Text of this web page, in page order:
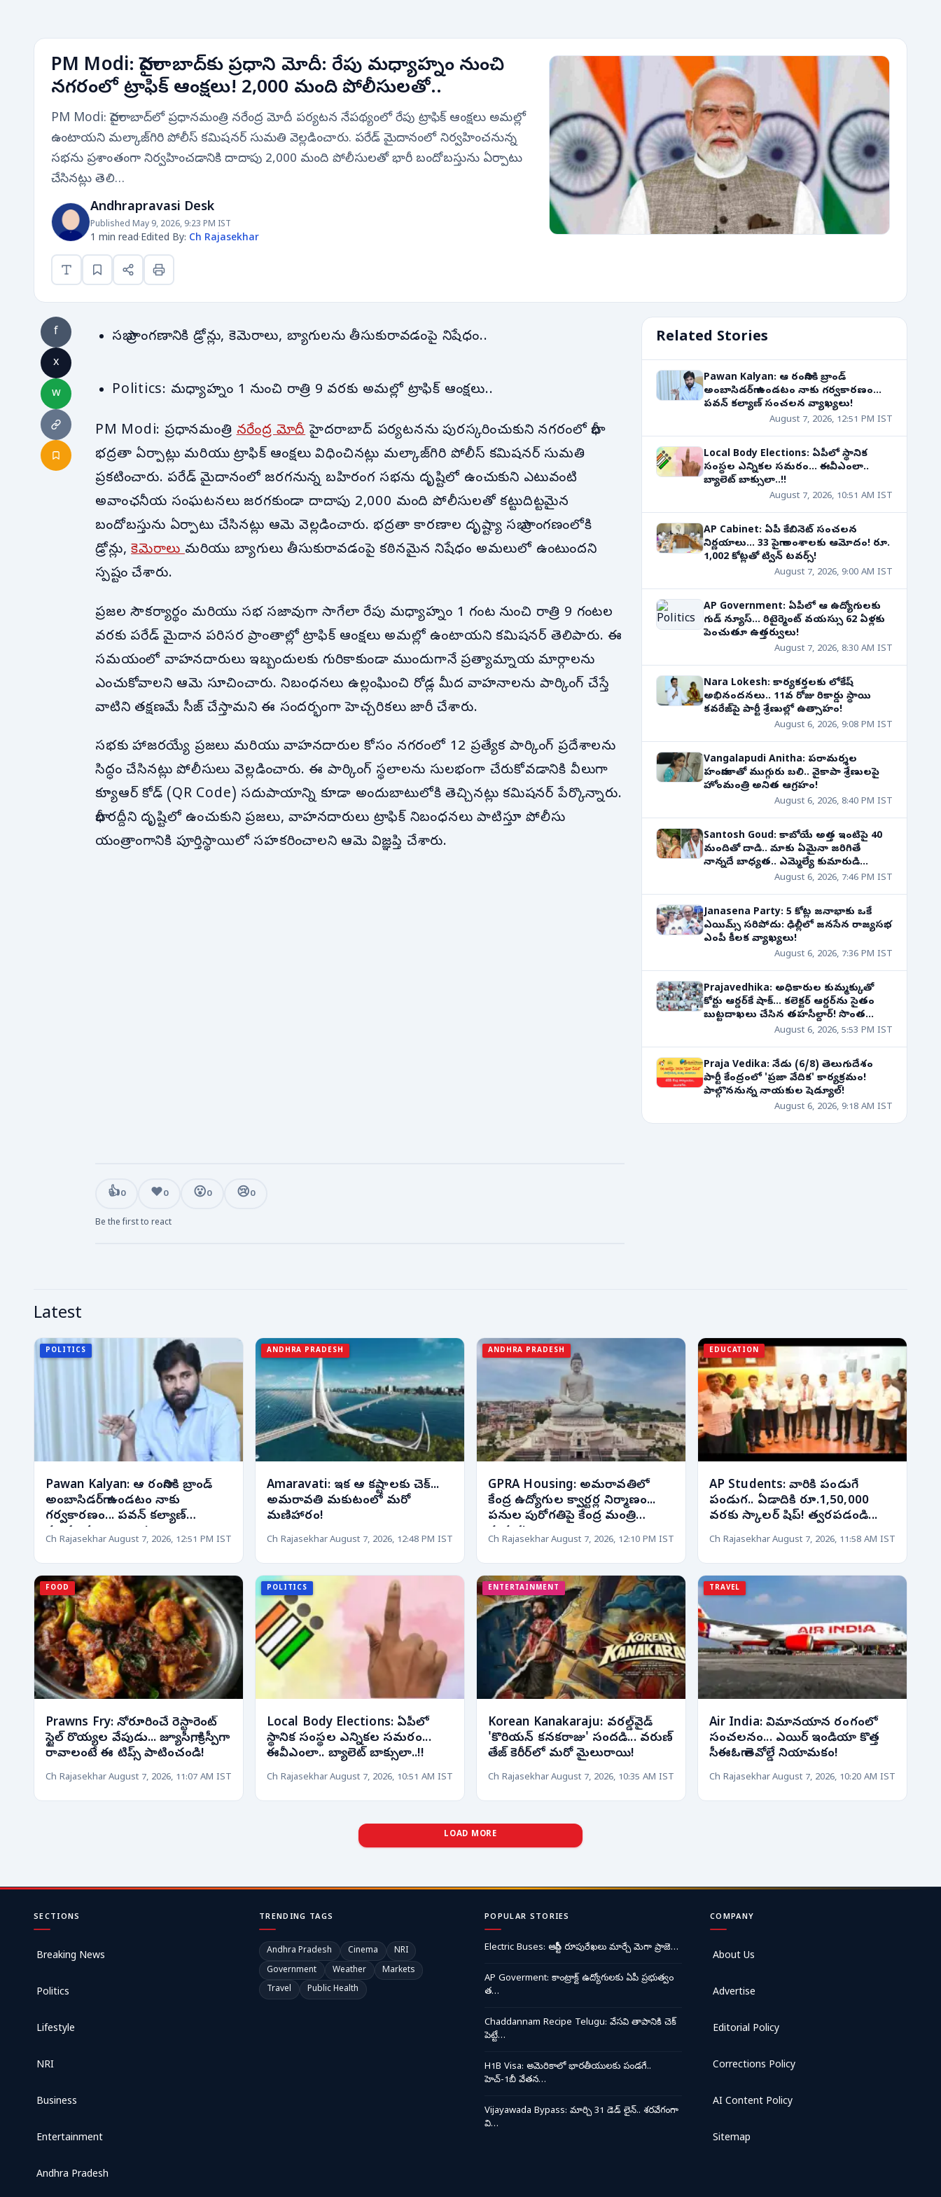
PM Modi: హైదరాబాద్‌కు ప్రధాని మోదీ: రేపు మధ్యాహ్నం నుంచి
నగరంలో ట్రాఫిక్ ఆంక్షలు! 2,000 మంది పోలీసులతో..
PM Modi: హైదరాబాద్‌లో ప్రధానమంత్రి నరేంద్ర మోదీ పర్యటన నేపథ్యంలో రేపు ట్రాఫిక్ ఆంక్షలు అమల్లో
ఉంటాయని మల్కాజ్‌గిరి పోలీస్ కమిషనర్ సుమతి వెల్లడించారు. పరేడ్ మైదానంలో నిర్వహించనున్న
సభను ప్రశాంతంగా నిర్వహించడానికి దాదాపు 2,000 మంది పోలీసులతో భారీ బందోబస్తును ఏర్పాటు
చేసినట్లు తెలి…
Andhrapravasi Desk
Published May 9, 2026, 9:23 PM IST
1 min read·Edited By: Ch Rajasekhar
f
x
w
సభా ప్రాంగణానికి డ్రోన్లు, కెమెరాలు, బ్యాగులను తీసుకురావడంపై నిషేధం..
Politics: మధ్యాహ్నం 1 నుంచి రాత్రి 9 వరకు అమల్లో ట్రాఫిక్ ఆంక్షలు..
PM Modi: ప్రధానమంత్రినరేంద్ర మోదీహైదరాబాద్ పర్యటనను పురస్కరించుకుని నగరంలో భారీ
భద్రతా ఏర్పాట్లు మరియు ట్రాఫిక్ ఆంక్షలు విధించినట్లు మల్కాజ్‌గిరి పోలీస్ కమిషనర్ సుమతి
ప్రకటించారు. పరేడ్ మైదానంలో జరగనున్న బహిరంగ సభను దృష్టిలో ఉంచుకుని ఎటువంటి
అవాంఛనీయ సంఘటనలు జరగకుండా దాదాపు 2,000 మంది పోలీసులతో కట్టుదిట్టమైన
బందోబస్తును ఏర్పాటు చేసినట్లు ఆమె వెల్లడించారు. భద్రతా కారణాల దృష్ట్యా సభా ప్రాంగణంలోకి
డ్రోన్లు,కెమెరాలుమరియు బ్యాగులు తీసుకురావడంపై కఠినమైన నిషేధం అమలులో ఉంటుందని
స్పష్టం చేశారు.
ప్రజల సౌకర్యార్థం మరియు సభ సజావుగా సాగేలా రేపు మధ్యాహ్నం 1 గంట నుంచి రాత్రి 9 గంటల
వరకు పరేడ్ మైదాన పరిసర ప్రాంతాల్లో ట్రాఫిక్ ఆంక్షలు అమల్లో ఉంటాయని కమిషనర్ తెలిపారు. ఈ
సమయంలో వాహనదారులు ఇబ్బందులకు గురికాకుండా ముందుగానే ప్రత్యామ్నాయ మార్గాలను
ఎంచుకోవాలని ఆమె సూచించారు. నిబంధనలు ఉల్లంఘించి రోడ్ల మీద వాహనాలను పార్కింగ్ చేస్తే
వాటిని తక్షణమే సీజ్ చేస్తామని ఈ సందర్భంగా హెచ్చరికలు జారీ చేశారు.
సభకు హాజరయ్యే ప్రజలు మరియు వాహనదారుల కోసం నగరంలో 12 ప్రత్యేక పార్కింగ్ ప్రదేశాలను
సిద్ధం చేసినట్లు పోలీసులు వెల్లడించారు. ఈ పార్కింగ్ స్థలాలను సులభంగా చేరుకోవడానికి వీలుగా
క్యూఆర్ కోడ్ (QR Code) సదుపాయాన్ని కూడా అందుబాటులోకి తెచ్చినట్లు కమిషనర్ పేర్కొన్నారు.
భారీ రద్దీని దృష్టిలో ఉంచుకుని ప్రజలు, వాహనదారులు ట్రాఫిక్ నిబంధనలు పాటిస్తూ పోలీసు
యంత్రాంగానికి పూర్తిస్థాయిలో సహకరించాలని ఆమె విజ్ఞప్తి చేశారు.
Related Stories
Pawan Kalyan: ఆ రంగానికి బ్రాండ్
అంబాసిడర్‌గా ఉండటం నాకు గర్వకారణం...
పవన్ కల్యాణ్ సంచలన వ్యాఖ్యలు!
August 7, 2026, 12:51 PM IST
Local Body Elections: ఏపీలో స్థానిక
సంస్థల ఎన్నికల సమరం... ఈవీఎంలా..
బ్యాలెట్ బాక్సులా..!!
August 7, 2026, 10:51 AM IST
AP Cabinet: ఏపీ కేబినెట్ సంచలన
నిర్ణయాలు... 33 పైగా అంశాలకు ఆమోదం! రూ.
1,002 కోట్లతో ట్విన్ టవర్స్!
August 7, 2026, 9:00 AM IST
AP Government: ఏపీలో ఆ ఉద్యోగులకు
గుడ్ న్యూస్... రిటైర్మెంట్ వయస్సు 62 ఏళ్లకు
పెంచుతూ ఉత్తర్వులు!
August 7, 2026, 8:30 AM IST
Nara Lokesh: కార్యకర్తలకు లోకేష్
అభినందనలు.. 11వ రోజు రికార్డు స్థాయి
కవరేజ్‌పై పార్టీ శ్రేణుల్లో ఉత్సాహం!
August 6, 2026, 9:08 PM IST
Vangalapudi Anitha: పరామర్శల
హంగామాతో ముగ్గురు బలి.. వైకాపా శ్రేణులపై
హోంమంత్రి అనిత ఆగ్రహం!
August 6, 2026, 8:40 PM IST
Santosh Goud: కాబోయే అత్త ఇంటిపై 40
మందితో దాడి.. మాకు ఏమైనా జరిగితే
నాన్నదే బాధ్యత.. ఎమ్మెల్యే కుమారుడి
సంచలన వ్యాఖ్యలుAugust 6, 2026, 7:46 PM IST
Janasena Party: 5 కోట్ల జనాభాకు ఒకే
ఎయిమ్స్ సరిపోదు: ఢిల్లీలో జనసేన రాజ్యసభ
ఎంపీ కీలక వ్యాఖ్యలు!
August 6, 2026, 7:36 PM IST
Prajavedhika: అధికారుల కుమ్మక్కుతో
కోర్టు ఆర్డర్‌కే షాక్... కలెక్టర్ ఆర్డర్‌ను సైతం
బుట్టదాఖలు చేసిన తహసీల్దార్! సొంత
తోడబుట్టినవాడే శత్రువుగా మారితే?
August 6, 2026, 5:53 PM IST
Praja Vedika: నేడు (6/8) తెలుగుదేశం
పార్టీ కేంద్రంలో 'ప్రజా వేదిక' కార్యక్రమం!
పాల్గొననున్న నాయకుల షెడ్యూల్!
August 6, 2026, 9:18 AM IST
👍0 ❤️0 😮0 😢0
Be the first to react
Latest
POLITICS
Pawan Kalyan: ఆ రంగానికి బ్రాండ్
అంబాసిడర్‌గా ఉండటం నాకు
గర్వకారణం... పవన్ కల్యాణ్
సంచలన వ్యాఖ్యలు!
Ch RajasekharAugust 7, 2026, 12:51 PM IST
ANDHRA PRADESH
Amaravati: ఇక ఆ కష్టాలకు చెక్...
అమరావతి మకుటంలో మరో
మణిహారం!
Ch RajasekharAugust 7, 2026, 12:48 PM IST
ANDHRA PRADESH
GPRA Housing: అమరావతిలో
కేంద్ర ఉద్యోగుల క్వార్టర్ల నిర్మాణం...
పనుల పురోగతిపై కేంద్ర మంత్రి
స్పష్టత!
Ch RajasekharAugust 7, 2026, 12:10 PM IST
EDUCATION
AP Students: వారికి పండుగే
పండుగ.. ఏడాదికి రూ.1,50,000
వరకు స్కాలర్ షిప్! త్వరపడండి...
Ch RajasekharAugust 7, 2026, 11:58 AM IST
FOOD
Prawns Fry: నోరూరించే రెస్టారెంట్
స్టైల్ రొయ్యల వేపుడు... జ్యూసీగా, క్రిస్పీగా
రావాలంటే ఈ టిప్స్ పాటించండి!
Ch RajasekharAugust 7, 2026, 11:07 AM IST
POLITICS
Local Body Elections: ఏపీలో
స్థానిక సంస్థల ఎన్నికల సమరం...
ఈవీఎంలా.. బ్యాలెట్ బాక్సులా..!!
Ch RajasekharAugust 7, 2026, 10:51 AM IST
ENTERTAINMENT
Korean Kanakaraju: వరల్డ్‌వైడ్
'కొరియన్ కనకరాజు' సందడి... వరుణ్
తేజ్ కెరీర్‌లో మరో మైలురాయి!
Ch RajasekharAugust 7, 2026, 10:35 AM IST
TRAVEL
Air India: విమానయాన రంగంలో
సంచలనం... ఎయిర్ ఇండియా కొత్త
సీఈఓగా తెవోల్డే నియామకం!
Ch RajasekharAugust 7, 2026, 10:20 AM IST
LOAD MORE
SECTIONS
Breaking News
Politics
Lifestyle
NRI
Business
Entertainment
Andhra Pradesh
TRENDING TAGS
Andhra Pradesh Cinema
NRI
Government
Weather
Markets
Travel
Public Health
POPULAR STORIES
Electric Buses: ఆర్టీసీ రూపురేఖలు మార్చే మెగా ప్రాజె…
AP Goverment: కాంట్రాక్ట్ ఉద్యోగులకు ఏపీ ప్రభుత్వం
త…
Chaddannam Recipe Telugu: వేసవి తాపానికి చెక్
పెట్టే…
H1B Visa: అమెరికాలో భారతీయులకు పండగే..
హెచ్-1బీ వేతన…
Vijayawada Bypass: మార్చి 31 డెడ్ లైన్.. శరవేగంగా
వి…
COMPANY
About Us
Advertise
Editorial Policy
Corrections Policy
AI Content Policy
Sitemap